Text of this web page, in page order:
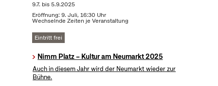
9.7. bis5.9.2025
Eröffnung: 9. Juli, 16:30 Uhr
Wechselnde Zeiten je Veranstaltung
Eintritt frei
Nimm Platz – Kultur am Neumarkt 2025
Auch in diesem Jahr wird der Neumarkt wieder zur
Bühne.